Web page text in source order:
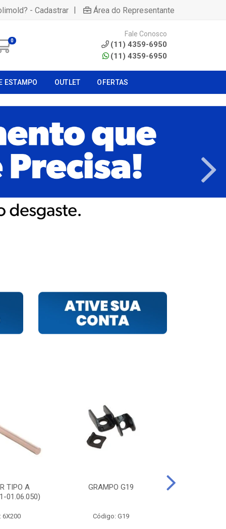
- Cadastrar | Área do Representante
0
Fale Conosco
(11) 4359-6950
(11) 4359-6950
ESTAMPO OUTLET OFERTAS
TIPO A
01.06.050)
6X200
GRAMPO G19
Código: G19